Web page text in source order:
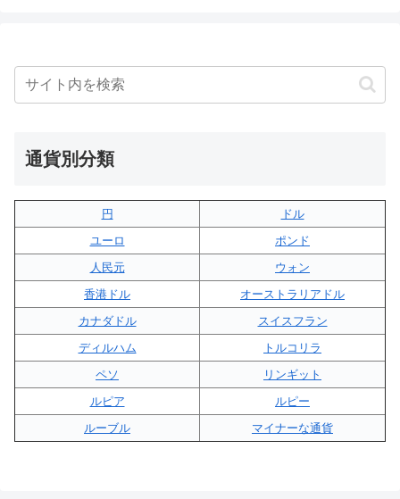
通貨別分類
円
ドル
ユーロ
ポンド
人民元
ウォン
香港ドル
オーストラリアドル
カナダドル
スイスフラン
ディルハム
トルコリラ
ペソ
リンギット
ルピア
ルピー
ルーブル
マイナーな通貨